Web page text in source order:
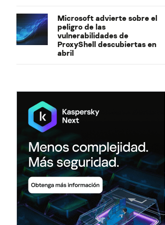
Microsoft advierte sobre el
peligro de las
vulnerabilidades de
ProxyShell descubiertas en
abril